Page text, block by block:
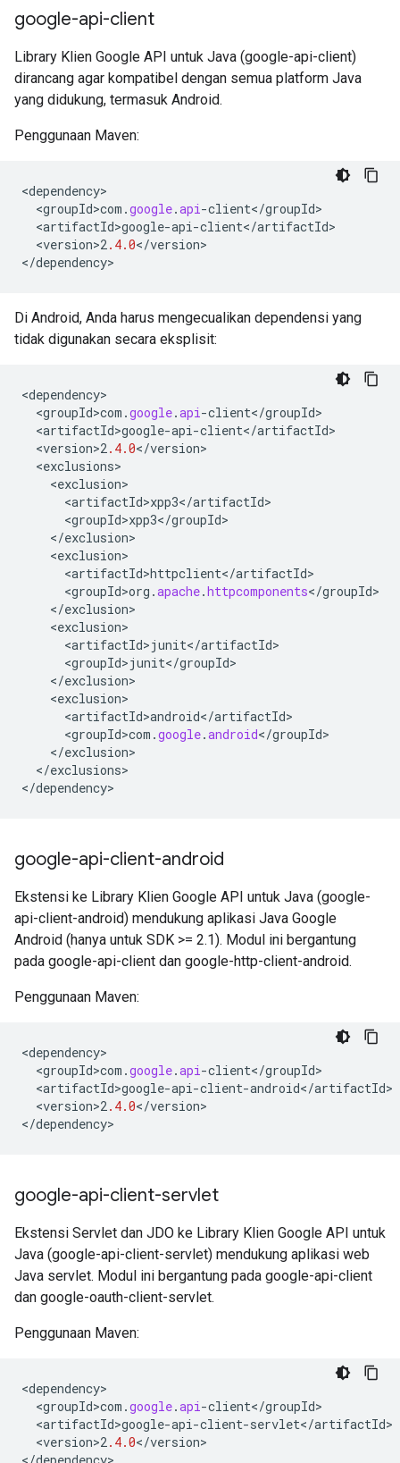
google-api-client
Library Klien Google API untuk Java (google-api-client)
dirancang agar kompatibel dengan semua platform Java
yang didukung, termasuk Android.
Penggunaan Maven:
<dependency
<groupId>com .google.api-client</groupId
<artifactId>google-api-client</artifactId
<version>2.4.0</version>
</dependency>
Di Android, Anda harus mengecualikan dependensi yang
tidak digunakan secara eksplisit:
<dependency
<groupId>com .google.api-client</groupId
<artifactId>google-api-client</artifactId
<version>2.4.0</version
<exclusions
<exclusion
<artifactId>xpp3</artifactId
<groupId>xpp3</groupId
</exclusion
<exclusion
<artifactId>httpclient</artifactId
<groupId>org .apache.httpcomponents</groupId
</exclusion
<exclusion
<artifactId>junit</artifactId
<groupId>junit</groupId
</exclusion
<exclusion
<artifactId>android</artifactId
<groupId>com .google.android</groupId
</exclusion
</exclusions>
</dependency>
google-api-client-android
Ekstensi ke Library Klien Google API untuk Java (google-
api-client-android) mendukung aplikasi Java Google
Android (hanya untuk SDK >= 2.1). Modul ini bergantung
pada google-api-client dan google-http-client-android.
Penggunaan Maven:
<dependency
<groupId>com .google.api-client</groupId
<artifactId>google-api-client-android</artifactId
<version>2.4.0</version>
</dependency>
google-api-client-servlet
Ekstensi Servlet dan JDO ke Library Klien Google API untuk
Java (google-api-client-servlet) mendukung aplikasi web
Java servlet. Modul ini bergantung pada google-api-client
dan google-oauth-client-servlet.
Penggunaan Maven:
<dependency
<groupId>com .google.api-client</groupId
<artifactId>google-api-client-servlet</artifactId
<version>2.4.0</version>